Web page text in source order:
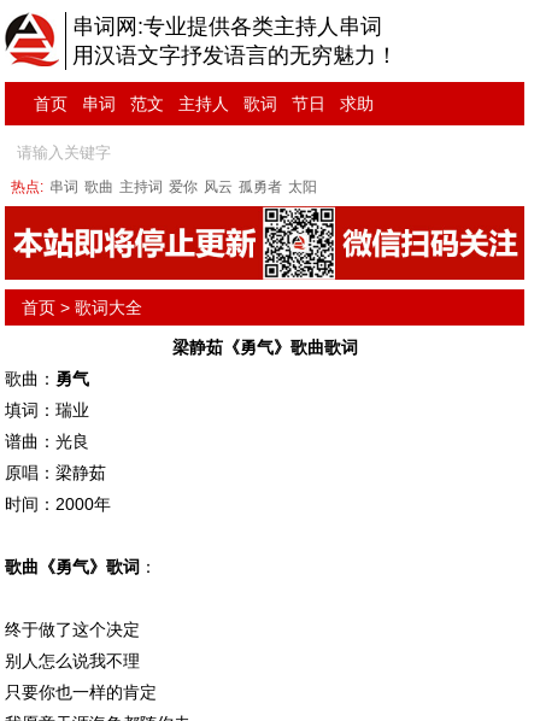
串词网:专业提供各类主持人串词
用汉语文字抒发语言的无穷魅力！
首页 串词 范文 主持人 歌词 节日 求助
热点: 串词 歌曲 主持词 爱你 风云 孤勇者 太阳
首页 >歌词大全
梁静茹《勇气》歌曲歌词
歌曲： 勇气
填词：瑞业
谱曲：光良
原唱：梁静茹
时间：2000年
歌曲《勇气》歌词 ：
终于做了这个决定
别人怎么说我不理
只要你也一样的肯定